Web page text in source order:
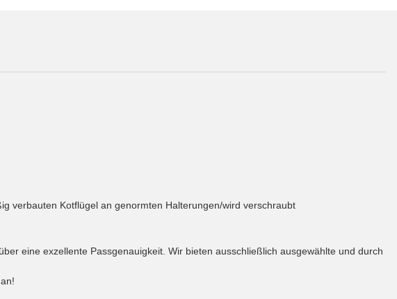
verbauten Kotflügel an genormten Halterungen/wird verschraubt
eine exzellente Passgenauigkeit. Wir bieten ausschließlich ausgewählte und durch